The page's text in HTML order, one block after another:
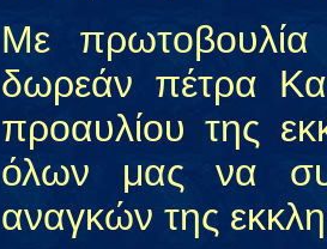
Με
δωρεάν πέτρα
προαυλίου της
όλων μας να
αναγκών της